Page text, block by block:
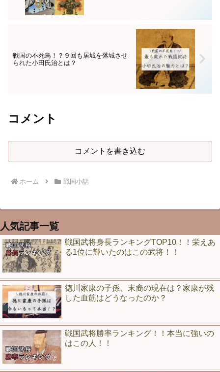
戦国の不死鳥！？９回も居城を落城させ
られた小田氏治とは？
コメント
コメントを書き込む
ホーム 戦国小話
人気記事一覧
戦国武将身長ランキングTOP10！！栄えあ
る1位に輝いたのはこの武将！！
徳川家康の子孫、末裔の現在は？家康が残
した血筋はどうなったのか？
戦国武将勝率ランキング！！本当に強いの
はこの人！！